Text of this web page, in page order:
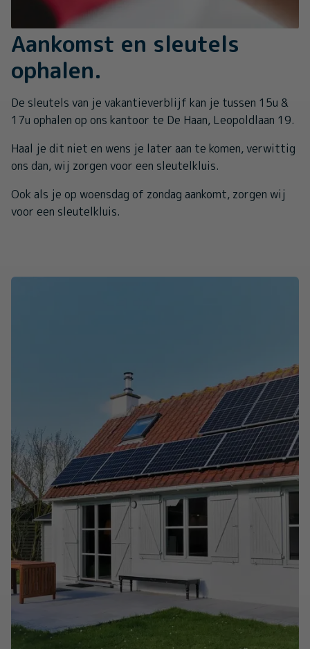
Aankomst en sleutels
ophalen.
De sleutels van je vakantieverblijf kan je tussen 15u &
17u ophalen op ons kantoor te De Haan, Leopoldlaan 19.
Haal je dit niet en wens je later aan te komen, verwittig
ons dan, wij zorgen voor een sleutelkluis.
Ook als je op woensdag of zondag aankomt, zorgen wij
voor een sleutelkluis.